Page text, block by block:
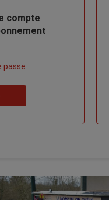
compte
passe